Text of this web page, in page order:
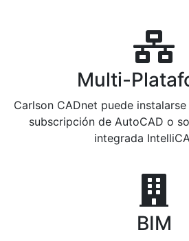
Multi-
Carlson CADnet puede
subscripción de AutoCAD o
integrada
BIM